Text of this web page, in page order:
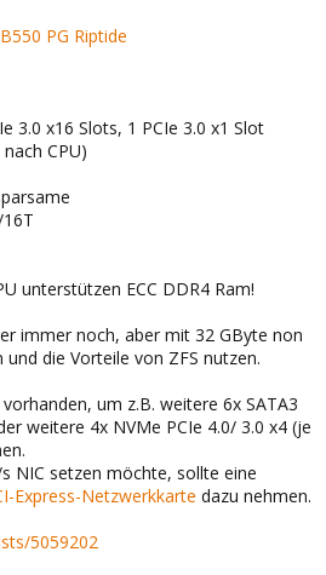
PG Riptide
3.0 x16 Slots, 1 PCIe 3.0 x1 Slot
CPU)
unterstützen ECC DDR4 Ram!
immer noch, aber mit 32 GByte non
und die Vorteile von ZFS nutzen.
vorhanden, um z.B. weitere 6x SATA3
weitere 4x NVMe PCIe 4.0/ 3.0 x4 (je
NIC setzen möchte, sollte eine
Express-Netzwerkkarte dazu nehmen.
5059202